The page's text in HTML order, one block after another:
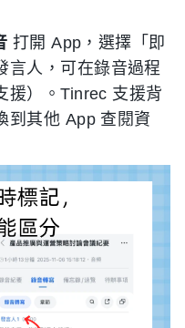
打開 App，選擇「即
言人，可在錄音過程
援）。Tinrec 支援背
到其他 App 查閱資